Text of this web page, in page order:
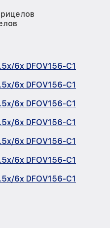
6x DFOV156-C1
6x DFOV156-C1
6x DFOV156-C1
6x DFOV156-C1
6x DFOV156-C1
6x DFOV156-C1
6x DFOV156-C1